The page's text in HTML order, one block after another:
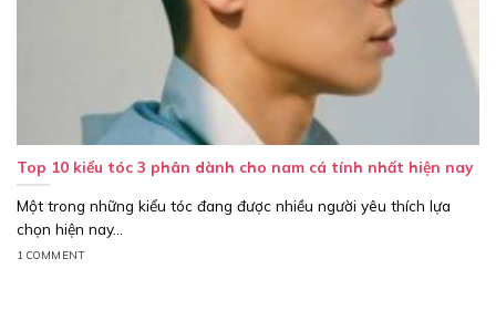
Top 10 kiểu tóc 3 phân dành cho nam cá tính nhất hiện nay
Một trong những kiểu tóc đang được nhiều người yêu thích lựa
chọn hiện nay...
1 COMMENT